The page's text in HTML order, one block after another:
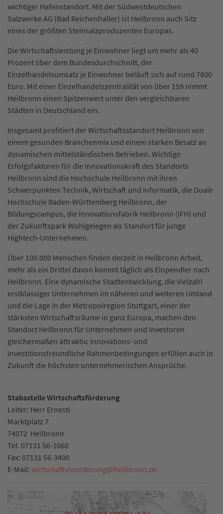
wichtiger Hafenstandort. Mit der Südwestdeutschen
Salzwerke AG (Bad Reichenhaller) ist Heilbronn auch Sitz
eines der größten Steinsalzproduzenten Europas.
Die Wirtschaftsleistung je Einwohner liegt um mehr als 40
Prozent über dem Bundesdurchschnitt, der
Einzelhandelsumsatz je Einwohner beläuft sich auf rund 7800
Euro. Mit einer Einzelhandelszentralität von über 159 nimmt
Heilbronn einen Spitzenwert unter den vergleichbaren
Städten in Deutschland ein.
Insgesamt profitiert der Wirtschaftsstandort Heilbronn von
einem gesunden Branchenmix und einem starken Besatz an
dynamischen mittelständischen Betrieben. Wichtige
Erfolgsfaktoren für die Innovationskraft des Standorts
Heilbronn sind die Hochschule Heilbronn mit ihren
Schwerpunkten Technik, Wirtschaft und Informatik, die Duale
Hochschule Baden-Württemberg Heilbronn, der
Bildungscampus, die Innovationsfabrik Heilbronn (IFH) und
der Zukunftspark Wohlgelegen als Standort für junge
Hightech-Unternehmen.
Über 100.000 Menschen finden derzeit in Heilbronn Arbeit,
mehr als ein Drittel davon kommt täglich als Einpendler nach
Heilbronn. Eine dynamische Stadtentwicklung, die Vielzahl
erstklassiger Unternehmen im näheren und weiteren Umland
und die Lage in der Metropolregion Stuttgart, einer der
stärksten Wirtschaftsräume in ganz Europa, machen den
Standort Heilbronn für Unternehmen und Investoren
gleichermaßen attraktiv. Innovations- und
investitionsfreundliche Rahmenbedingungen erfüllen auch in
Zukunft die höchsten unternehmerischen Ansprüche.
Stabsstelle Wirtschaftsförderung
Leiter: Herr Ernesti
Marktplatz 7
74072 Heilbronn
Tel. 07131 56-1060
Fax: 07131 56-3400
E-Mail: wirtschaftsfoerderung@heilbronn.de